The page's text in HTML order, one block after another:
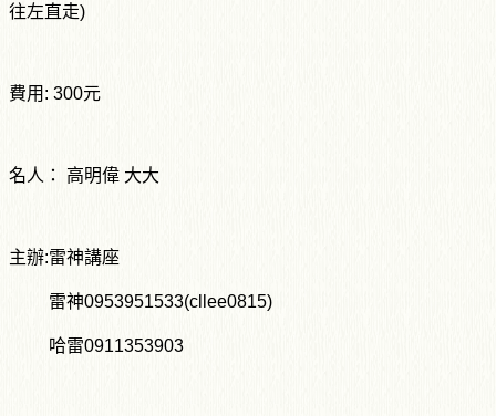
往左直走)
費用: 300元
名人： 高明偉 大大
主辦:雷神講座
雷神0953951533(cllee0815)
哈雷0911353903